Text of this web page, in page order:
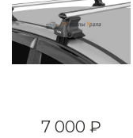
7 000 ₽